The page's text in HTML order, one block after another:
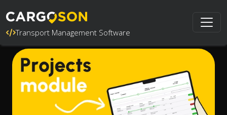
Transport Management Software